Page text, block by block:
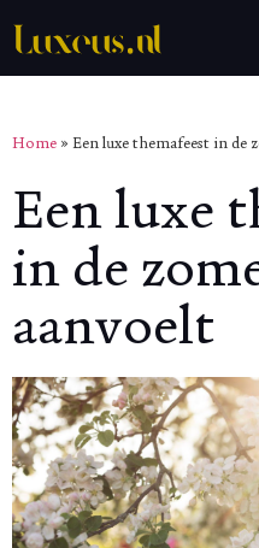
Home » Een luxe themafeest in de
Een luxe
in de
aanvoelt